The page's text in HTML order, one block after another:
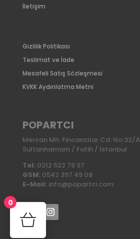
İletişim
Gizlilik Politikası
Teslimat ve İade
Mesafeli Satış Sözleşmesi
KVKK Aydınlatma Metni
POPARTCI
Mercan Mh. Fincancılar Cd. No:32/A
Sultanhamam / Fatih / İstanbul
Tel: 0212 522 76 97
GSM: 0542 397 49 08
E-Mail: info@popartci.com
0